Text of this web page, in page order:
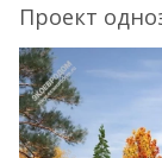
Проект